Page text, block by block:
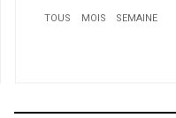
TOUS MOIS
SEMAINE